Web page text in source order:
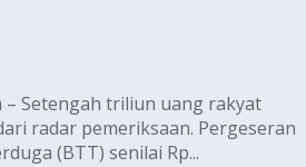
– Setengah triliun uang rakyat
radar pemeriksaan. Pergeseran
(BTT) senilai Rp...